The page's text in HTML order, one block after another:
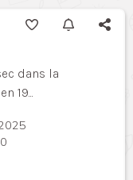
dans la
19...